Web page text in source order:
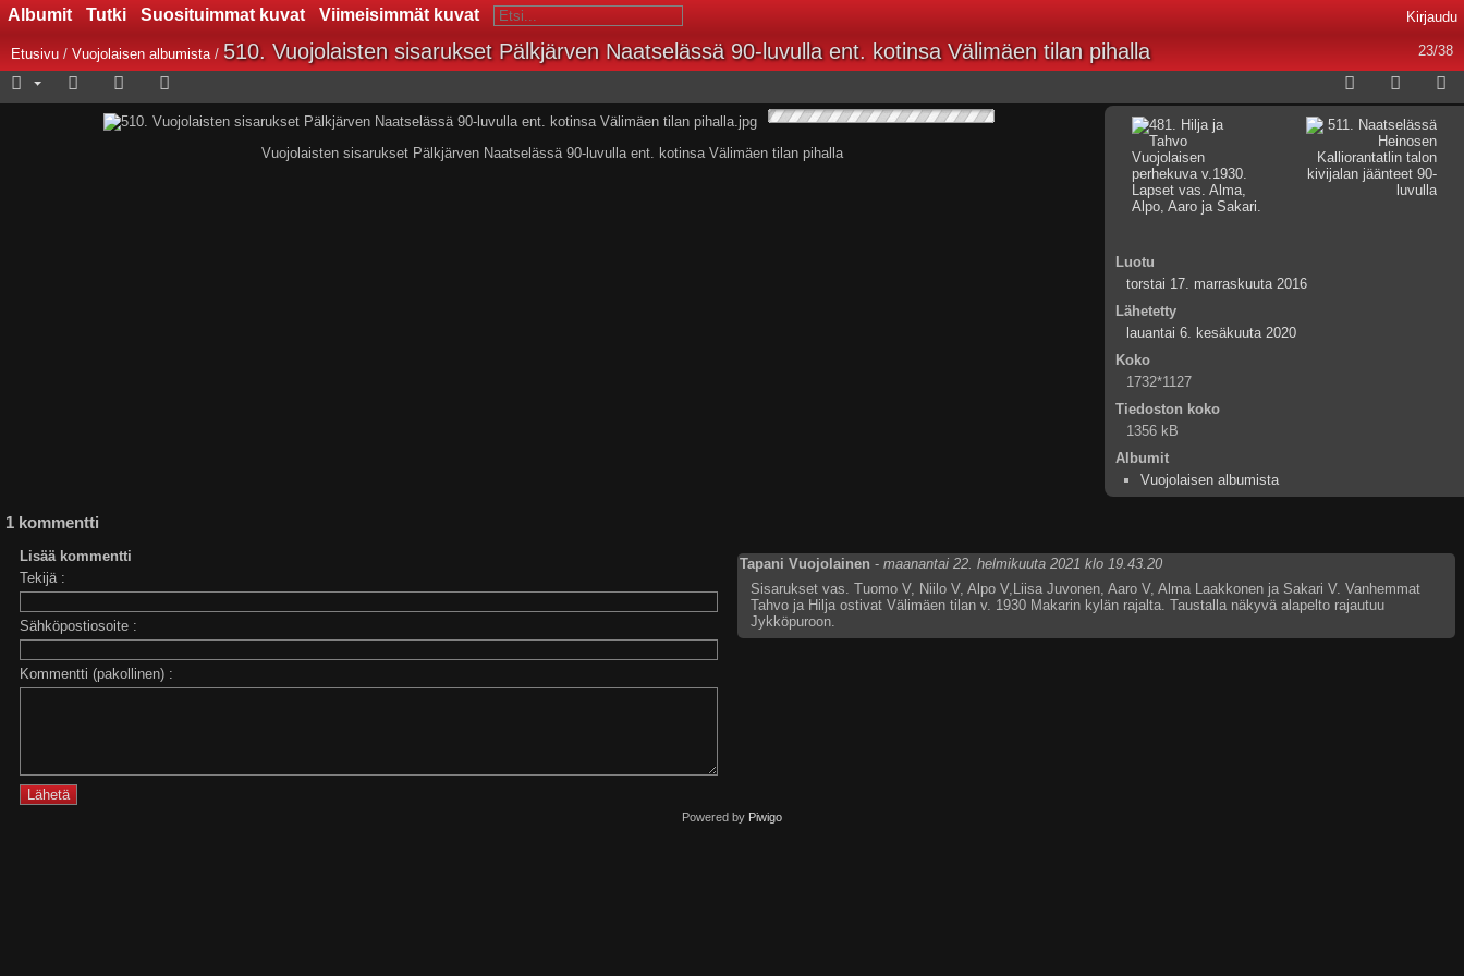
Albumit Tutki Suosituimmat kuvat Viimeisimmät kuvat Kirjaudu
23/38
Etusivu / Vuojolaisen albumista/ 510. Vuojolaisten sisarukset Pälkjärven Naatselässä 90-luvulla ent. kotinsa Välimäen tilan pihalla
Vuojolaisten sisarukset Pälkjärven Naatselässä 90-luvulla ent. kotinsa Välimäen tilan pihalla
Luotu
torstai 17. marraskuuta 2016
Lähetetty
lauantai 6. kesäkuuta 2020
Koko
1732*1127
Tiedoston koko
1356 kB
Albumit
Vuojolaisen albumista
1 kommentti
Lisää kommentti
Tekijä :
Sähköpostiosoite :
Kommentti (pakollinen) :
Tapani Vuojolainen - maanantai 22. helmikuuta 2021 klo 19.43.20
Sisarukset vas. Tuomo V, Niilo V, Alpo V,Liisa Juvonen, Aaro V, Alma Laakkonen ja Sakari V. Vanhemmat
Tahvo ja Hilja ostivat Välimäen tilan v. 1930 Makarin kylän rajalta. Taustalla näkyvä alapelto rajautuu
Jykköpuroon.
Powered by Piwigo